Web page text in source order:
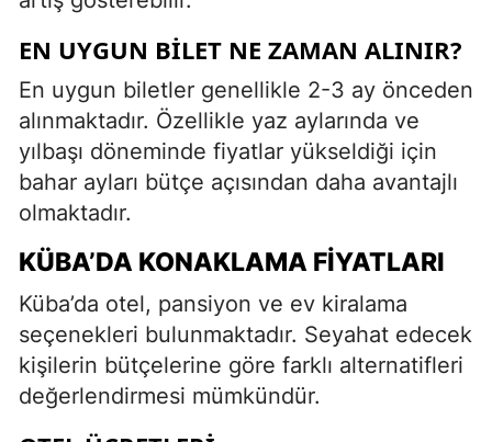
EN UYGUN BILET NE ZAMAN ALINIR?
En uygun biletler genellikle 2-3 ay önceden
alınmaktadır. Özellikle yaz aylarında ve
yılbaşı döneminde fiyatlar yükseldiği için
bahar ayları bütçe açısından daha avantajlı
olmaktadır.
KÜBA’DA KONAKLAMA FIYATLARI
Küba’da otel, pansiyon ve ev kiralama
seçenekleri bulunmaktadır. Seyahat edecek
kişilerin bütçelerine göre farklı alternatifleri
değerlendirmesi mümkündür.